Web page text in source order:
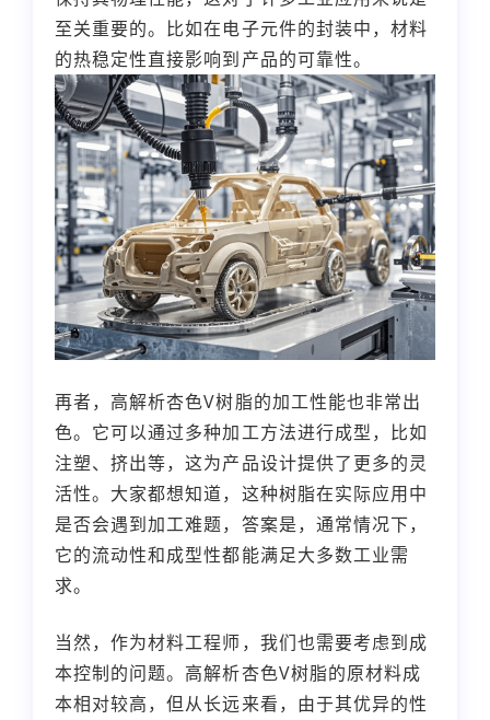
至关重要的。比如在电子元件的封装中，材料
的热稳定性直接影响到产品的可靠性。
再者，高解析杏色V树脂的加工性能也非常出
色。它可以通过多种加工方法进行成型，比如
注塑、挤出等，这为产品设计提供了更多的灵
活性。大家都想知道，这种树脂在实际应用中
是否会遇到加工难题，答案是，通常情况下，
它的流动性和成型性都能满足大多数工业需
求。
当然，作为材料工程师，我们也需要考虑到成
本控制的问题。高解析杏色V树脂的原材料成
本相对较高，但从长远来看，由于其优异的性